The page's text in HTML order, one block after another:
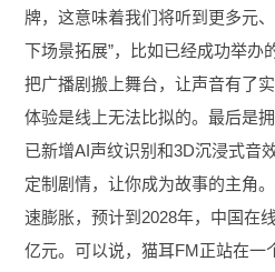
牌，这意味着我们将听到更多元
下场景拓展”，比如已经成功举办
把广播剧搬上舞台，让声音有了
体验是线上无法比拟的。最后是
已新增AI声纹识别和3D沉浸式音
定制剧情，让你成为故事的主角
速膨胀，预计到2028年，中国在
亿元。可以说，猫耳FM正站在一